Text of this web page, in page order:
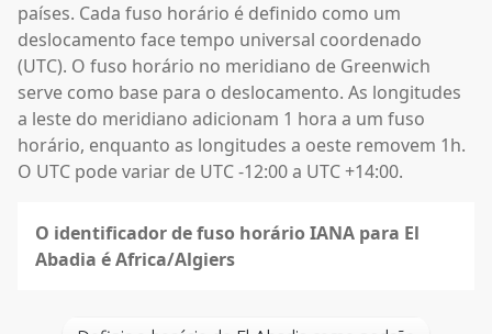
países. Cada fuso horário é definido como um
deslocamento face tempo universal coordenado
(UTC). O fuso horário no meridiano de Greenwich
serve como base para o deslocamento. As longitudes
a leste do meridiano adicionam 1 hora a um fuso
horário, enquanto as longitudes a oeste removem 1h.
O UTC pode variar de UTC -12:00 a UTC +14:00.
O identificador de fuso horário IANA para El
Abadia é Africa/Algiers